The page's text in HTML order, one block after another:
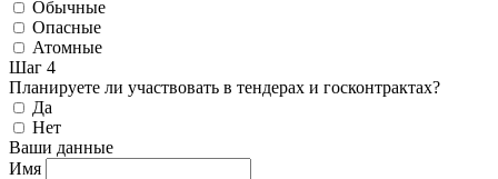
Обычные
Опасные
Атомные
Шаг 4
Планируете ли участвовать в тендерах и госконтрактах?
Да
Нет
Ваши данные
Имя